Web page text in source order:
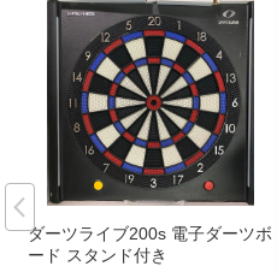
ダーツライブ200s 電子ダーツボ
ード スタンド付き